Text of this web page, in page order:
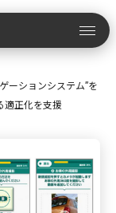
ーションシステム”を
適正化を支援